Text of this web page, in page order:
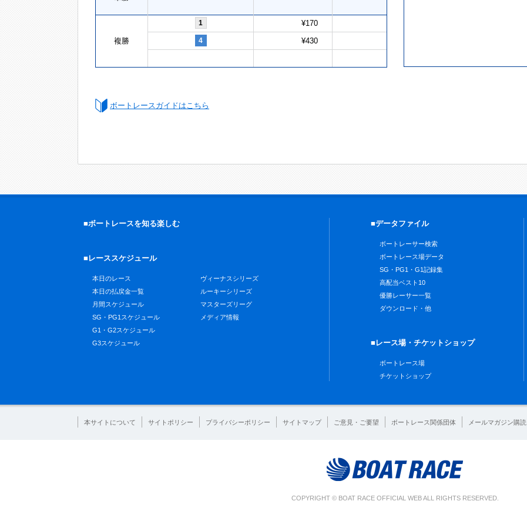
複勝
1 ¥170
4 ¥430
ボートレースガイドはこちら
■ボートレースを知る楽しむ
■レーススケジュール
本日のレース
本日の払戻金一覧
月間スケジュール
SG・PG1スケジュール
G1・G2スケジュール
G3スケジュール
ヴィーナスシリーズ
ルーキーシリーズ
マスターズリーグ
メディア情報
■データファイル
ボートレーサー検索
ボートレース場データ
SG・PG1・G1記録集
高配当ベスト10
優勝レーサー一覧
ダウンロード・他
■レース場・チケットショップ
ボートレース場
チケットショップ
本サイトについて サイトポリシー プライバシーポリシー サイトマップ ご意見・ご要望 ボートレース関係団体 メールマガジン購読
COPYRIGHT © BOAT RACE OFFICIAL WEB ALL RIGHTS RESERVED.